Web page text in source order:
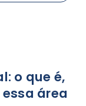
o que é,
área